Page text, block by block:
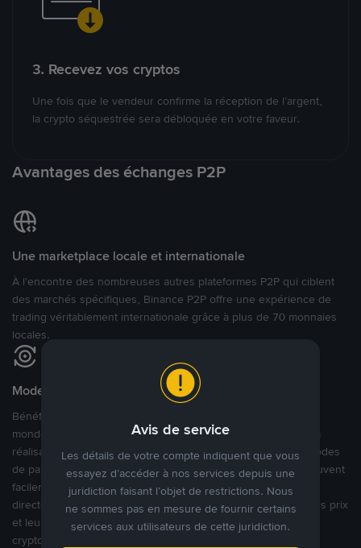
3. Recevez vos cryptos
Une fois que le vendeur confirme la réception de l’argent,
la crypto séquestrée sera débloquée en votre faveur.
Avantages des échanges P2P
Une marketplace locale et internationale
À l’encontre des nombreuses autres plateformes P2P qui ciblent
des marchés spécifiques, Binance P2P offre une expérience de
trading véritablement internationale grâce à plus de 70 monnaies
locales.
Modes de paiement flexibles
Bénéficiant de la confiance de millions d’utilisateurs dans le
monde, Binance P2P fournit une plateforme sécurisée pour la
réalisation de trades en cryptomonnaies dans plus de 800 modes
de paiement et plus de 100 monnaies fiat. Les utilisateurs peuvent
facilement acheter, vendre et trader des cryptomonnaies
directement avec d’autres utilisateurs, tout en définissant leurs prix
et leurs modes de paiement préférés sur une Marketplace de
cryptomonnaies ouverte.
Avis de service
Les détails de votre compte indiquent que vous
essayez d’accéder à nos services depuis une
juridiction faisant l’objet de restrictions. Nous
ne sommes pas en mesure de fournir certains
services aux utilisateurs de cette juridiction.